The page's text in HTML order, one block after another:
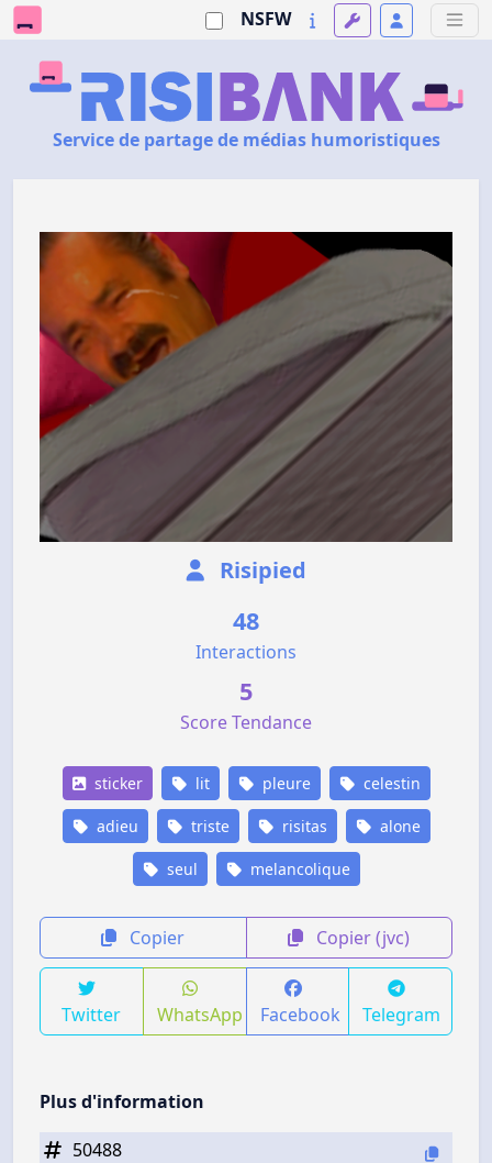
NSFW
Service de partage de médias humoristiques
Risipied
48
Interactions
5
Score Tendance
sticker lit pleure celestin
adieu triste risitas alone
seul melancolique
Copier Copier (jvc)
Twitter WhatsApp Facebook Telegram
Plus d'information
50488